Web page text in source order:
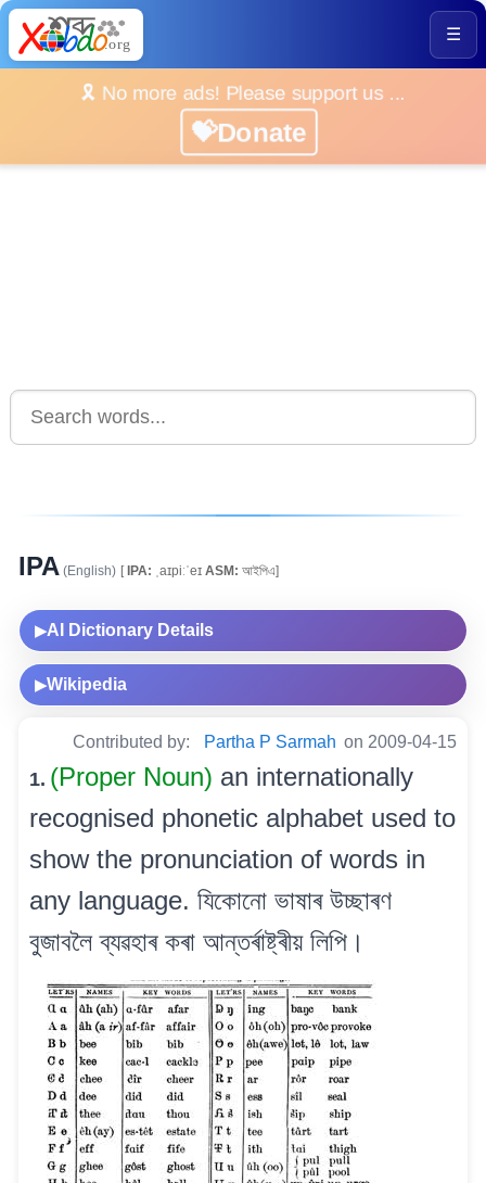
☰
🎗️ No more ads! Please support us ...
💝Donate
IPA (English) [IPA: ˌaɪpiːˈeɪ ASM: আইপিএ]
▶AI Dictionary Details
▶Wikipedia
Contributed by: Partha P Sarmah on 2009-04-15
1. (Proper Noun) an internationally
recognised phonetic alphabet used to
show the pronunciation of words in
any language. যিকোনো ভাষাৰ উচ্ছাৰণ
বুজাবলৈ ব্যৱহাৰ কৰা আন্তৰ্ৰাষ্ট্ৰীয় লিপি।